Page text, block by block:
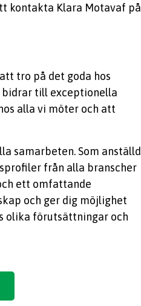
kontakta Klara Motavaf på
tro på det goda hos
bidrar till exceptionella
alla vi möter och att
samarbeten. Som anställd
från alla branscher
ett omfattande
och ger dig möjlighet
olika förutsättningar och